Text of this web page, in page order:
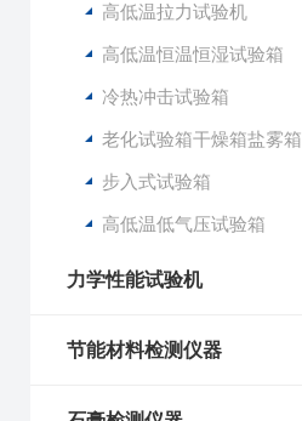
高低温拉力试验机
高低温恒温恒湿试验箱
冷热冲击试验箱
老化试验箱干燥箱盐雾箱
步入式试验箱
高低温低气压试验箱
力学性能试验机
节能材料检测仪器